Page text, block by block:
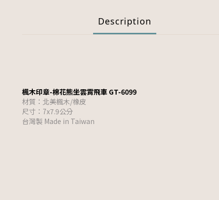
Description
楓木印章-棉花熊坐雲霄飛車 GT-6099
材質：北美楓木/橡皮
尺寸：7x7.9公分
台灣製 Made in Taiwan